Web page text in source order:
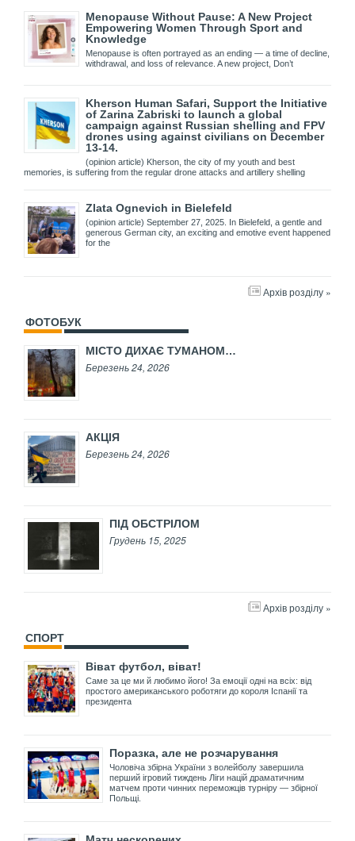
Menopause Without Pause: A New Project
Empowering Women Through Sport and
Knowledge
Menopause is often portrayed as an ending — a time of decline,
withdrawal, and loss of relevance. A new project, Don’t
Kherson Human Safari, Support the Initiative
of Zarina Zabriski to launch a global
campaign against Russian shelling and FPV
drones using against civilians on December
13-14.
(opinion article) Kherson, the city of my youth and best
memories, is suffering from the regular drone attacks and artillery shelling
Zlata Ognevich in Bielefeld
(opinion article) September 27, 2025. In Bielefeld, a gentle and
generous German city, an exciting and emotive event happened
for the
Архів розділу »
ФОТОБУК
МІСТО ДИХАЄ ТУМАНОМ…
Березень 24, 2026
АКЦІЯ
Березень 24, 2026
ПІД ОБСТРІЛОМ
Грудень 15, 2025
Архів розділу »
СПОРТ
Віват футбол, віват!
Саме за це ми й любимо його! За емоції одні на всіх: від
простого американського роботяги до короля Іспанії та
президента
Поразка, але не розчарування
Чоловіча збірна України з волейболу завершила
перший ігровий тиждень Ліги націй драматичним
матчем проти чинних переможців турніру — збірної
Польщі.